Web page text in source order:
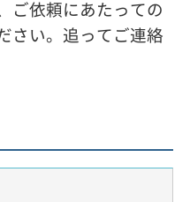
ご依頼にあたっての
さい。追ってご連絡